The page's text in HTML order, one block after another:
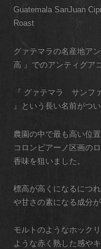
Guatemala SanJuan
Roast
グァテマラの名産地ア
高 』でのアンティグア
『 グァテマラ サン
』という長い名前がつ
農園の中で最も高い位
コロンビアーノ区画の
香味を狙いました。
標高が高くになるにつ
や甘さの素になる成分
モルトのようなホック
ような赤く熟した感や